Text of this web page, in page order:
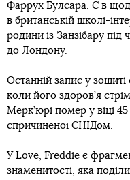
Фаррух Булсара. Є в
в британській школі-
родини із Занзібару під
до Лондону.
Останній запис у зошиті
коли його здоров’я
Мерк’юрі помер у віці
спричиненої СНІДом.
У Love, Freddie є
знаменитості, яка